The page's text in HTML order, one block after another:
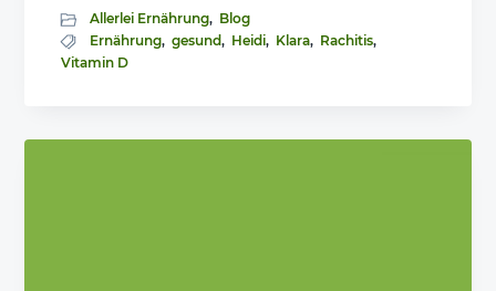
Allerlei Ernährung, Blog
Ernährung, gesund, Heidi, Klara, Rachitis,
Vitamin D